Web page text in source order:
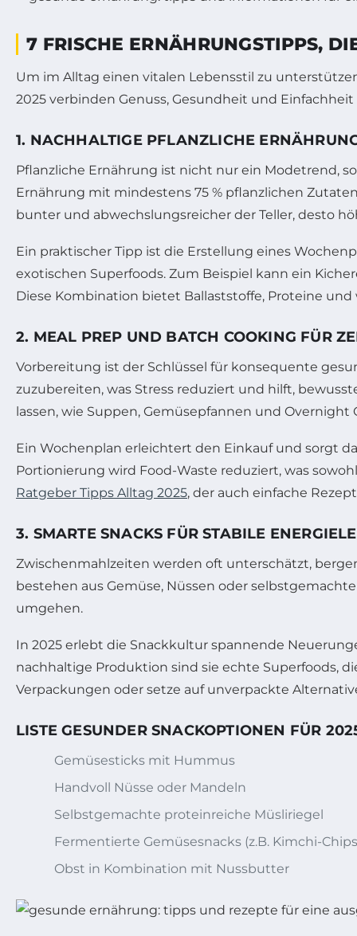
7 FRISCHE ERNÄHRUNGSTIPPS,
Um im Alltag einen vitalen Lebensstil zu
2025 verbinden Genuss, Gesundheit und
1. NACHHALTIGE PFLANZLICHE
Pflanzliche Ernährung ist nicht nur ein Modetrend,
Ernährung mit mindestens 75 % pflanzlichen
bunter und abwechslungsreicher der Teller, desto
Ein praktischer Tipp ist die Erstellung eines
exotischen Superfoods. Zum Beispiel kann ein
Diese Kombination bietet Ballaststoffe, Proteine
2. MEAL PREP UND BATCH COOKING FÜR
Vorbereitung ist der Schlüssel für konsequente
zuzubereiten, was Stress reduziert und hilft,
lassen, wie Suppen, Gemüsepfannen und Overnight
Ein Wochenplan erleichtert den Einkauf und sorgt
Portionierung wird Food-Waste reduziert, was
Ratgeber Tipps Alltag 2025, der auch einfache
3. SMARTE SNACKS FÜR STABILE
Zwischenmahlzeiten werden oft unterschätzt,
bestehen aus Gemüse, Nüssen oder
umgehen.
In 2025 erlebt die Snackkultur spannende
nachhaltige Produktion sind sie echte Superfoods,
Verpackungen oder setze auf unverpackte
LISTE GESUNDER SNACKOPTIONEN FÜR
Gemüsesticks mit Hummus
Handvoll Nüsse oder Mandeln
Selbstgemachte proteinreiche Müsliriegel
Fermentierte Gemüsesnacks (z.B. Kimchi-
Obst in Kombination mit Nussbutter